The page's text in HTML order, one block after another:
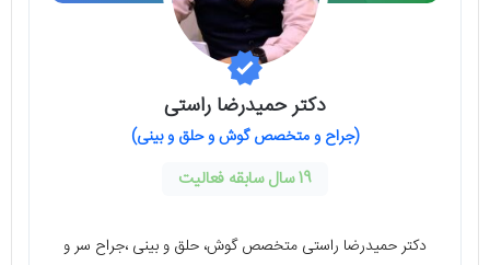
دکتر حمیدرضا راستی
(جراح و متخصص گوش و حلق و بینی)
19 سال سابقه فعالیت
دکتر حمیدرضا راستی متخصص گوش، حلق و بینی ،جراح سر و